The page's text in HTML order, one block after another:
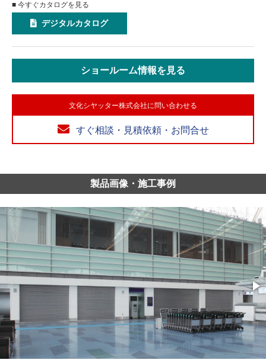
■ 今すぐカタログを見る
デジタルカタログ
ショールーム情報を見る
文化シヤッター株式会社に問い合わせる
すぐ相談・見積依頼・お問合せ
製品画像・施工事例